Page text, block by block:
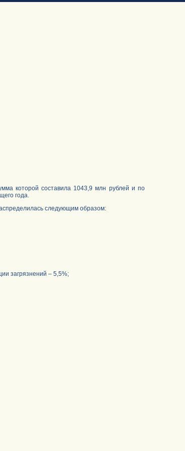
которой составила 1043,9 млн рублей и по
года.
следующим образом:
загрязнений – 5,5%;